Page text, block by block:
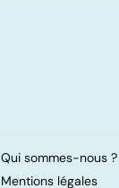
Qui sommes-nous ?
Mentions légales